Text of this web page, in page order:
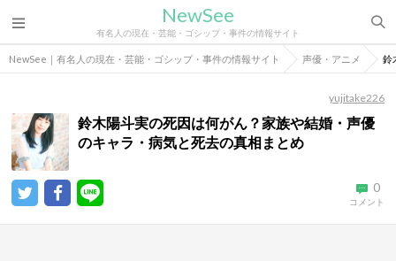
NewSee
有名人の現在・芸能・ゴシップ・事件の情報サイト
NewSee｜有名人の現在・芸能・ゴシップ・事件の情報サイト 声優・アニメ 鈴
yujitake226
鈴木陽斗実の死因は何がん？家族や結婚・声優
のキャラ・病気と死去の真相まとめ
0
コメント